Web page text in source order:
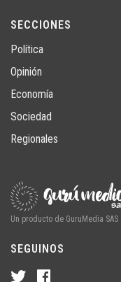
SECCIONES
Política
Opinión
Economía
Sociedad
Regionales
Un producto de GuruMedia SAS
SEGUINOS